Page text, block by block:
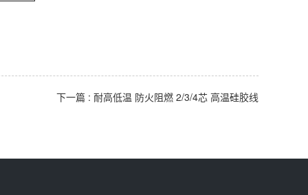
下一篇 : 耐高低温 防火阻燃 2/3/4芯 高温硅胶线